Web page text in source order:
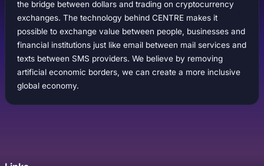
the bridge between dollars and trading on cryptocurrency
exchanges. The technology behind CENTRE makes it
possible to exchange value between people, businesses and
financial institutions just like email between mail services and
texts between SMS providers. We believe by removing
artificial economic borders, we can create a more inclusive
global economy.